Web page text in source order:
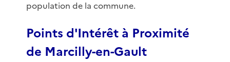
population de la commune.
Points d'Intérêt à Proximité
de Marcilly-en-Gault